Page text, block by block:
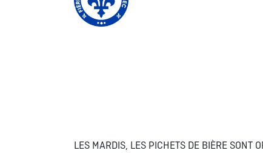
LES MARDIS, LES PICHETS DE BIÈRE SONT